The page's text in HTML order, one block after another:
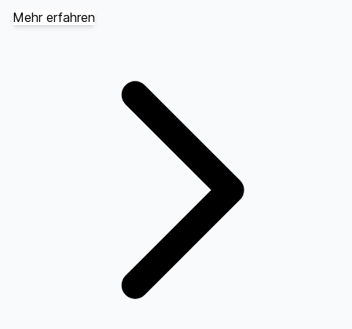
Mehr erfahren